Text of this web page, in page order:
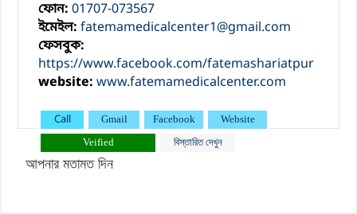
ফোন: 01707-073567
ইমেইল:fatemamedicalcenter1@gmail.com
ফেসবুক:
https://www.facebook.com/fatemashariatpur
website: www.fatemamedicalcenter.com
Call Gmail Facebook
Website
Veified
বিস্তারিত দেখুন
আপনার মতামত দিন